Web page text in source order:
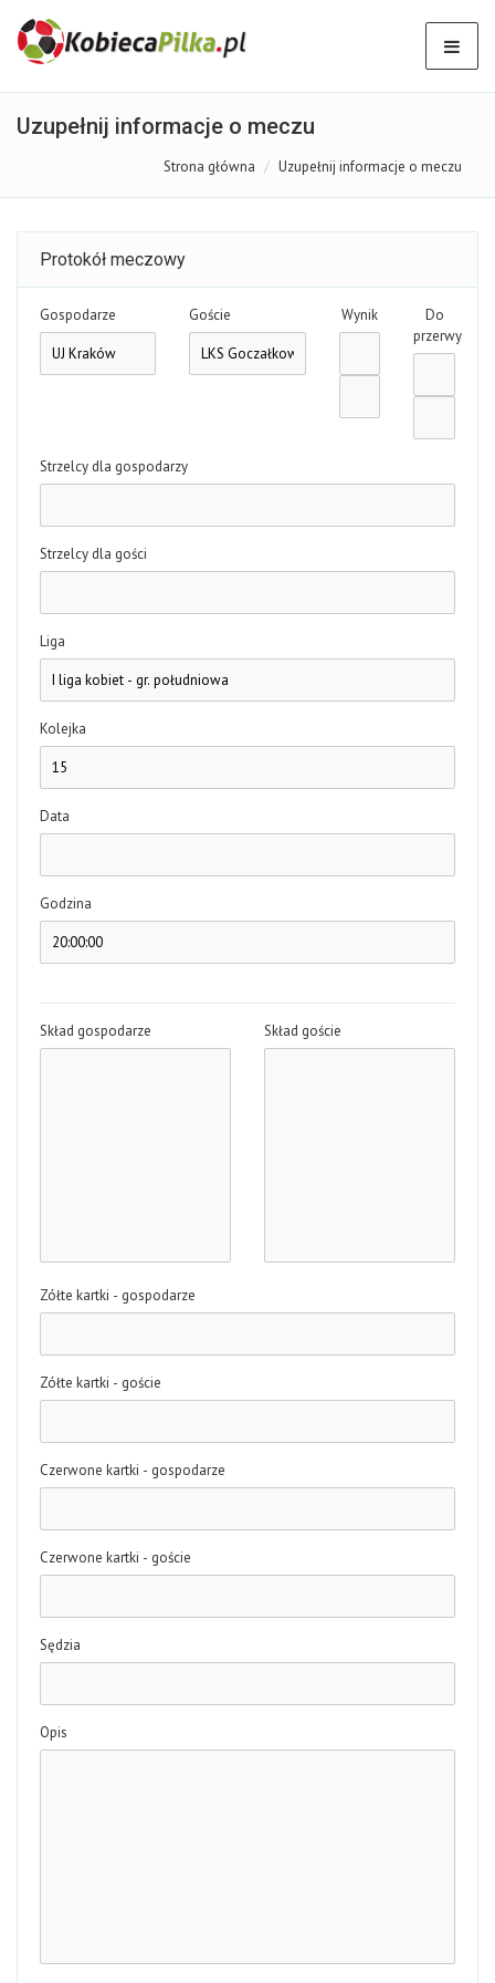
Uzupełnij informacje o meczu
Strona główna Uzupełnij informacje o meczu
Protokół meczowy
Gospodarze Goście Wynik
Do
przerwy
Strzelcy dla gospodarzy
Strzelcy dla gości
Liga
Kolejka
Data
Godzina
Skład gospodarze Skład goście
Zółte kartki - gospodarze
Zółte kartki - goście
Czerwone kartki - gospodarze
Czerwone kartki - goście
Sędzia
Opis